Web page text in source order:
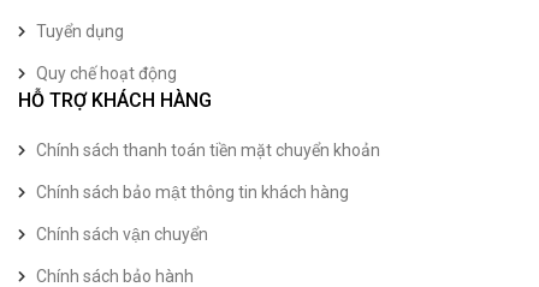
Tuyển dụng
Quy chế hoạt động
HỖ TRỢ KHÁCH HÀNG
Chính sách thanh toán tiền mặt chuyển khoản
Chính sách bảo mật thông tin khách hàng
Chính sách vận chuyển
Chính sách bảo hành